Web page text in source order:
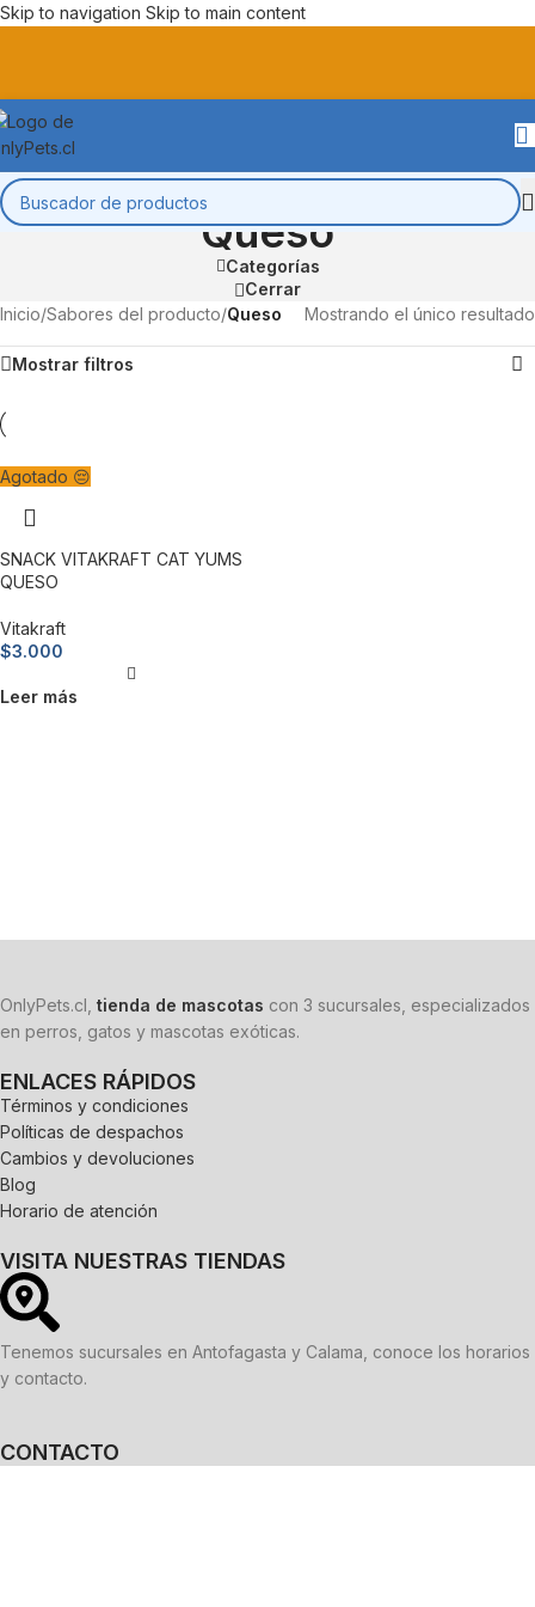
Skip to navigation Skip to main content
Queso
Categorías
Cerrar
Inicio/Sabores del producto/Queso Mostrando el único resultado
Mostrar filtros
Agotado 😔
SNACK VITAKRAFT CAT YUMS
QUESO
Vitakraft
$3.000
Leer más
OnlyPets.cl, tienda de mascotas con 3 sucursales, especializados
en perros, gatos y mascotas exóticas.
ENLACES RÁPIDOS
Términos y condiciones
Políticas de despachos
Cambios y devoluciones
Blog
Horario de atención
VISITA NUESTRAS TIENDAS
Tenemos sucursales en Antofagasta y Calama, conoce los horarios
y contacto.
CONTACTO